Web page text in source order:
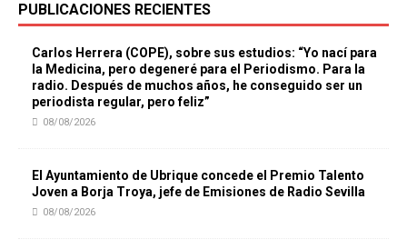
PUBLICACIONES RECIENTES
Carlos Herrera (COPE), sobre sus estudios: “Yo nací para
la Medicina, pero degeneré para el Periodismo. Para la
radio. Después de muchos años, he conseguido ser un
periodista regular, pero feliz”
08/08/2026
El Ayuntamiento de Ubrique concede el Premio Talento
Joven a Borja Troya, jefe de Emisiones de Radio Sevilla
08/08/2026